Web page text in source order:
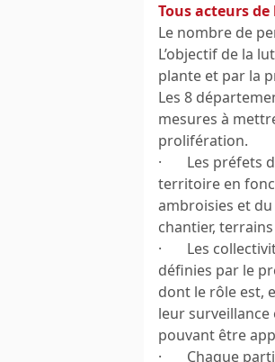
Tous acteurs
Le nombre de
L’objectif de la
plante et par la
Les 8
mesures à
prolifération.
· Les préfets
territoire en
ambroisies et
chantier,
· Les
définies par le
dont le rôle est,
leur surveillance
pouvant être
· Chaque